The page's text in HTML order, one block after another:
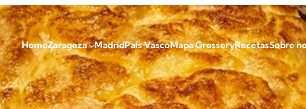
HomeZaragoza MadridPaís VascoMapa GrosseryRecetasSobre